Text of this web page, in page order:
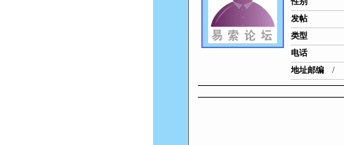
发帖
类型
电话
地址邮编
/